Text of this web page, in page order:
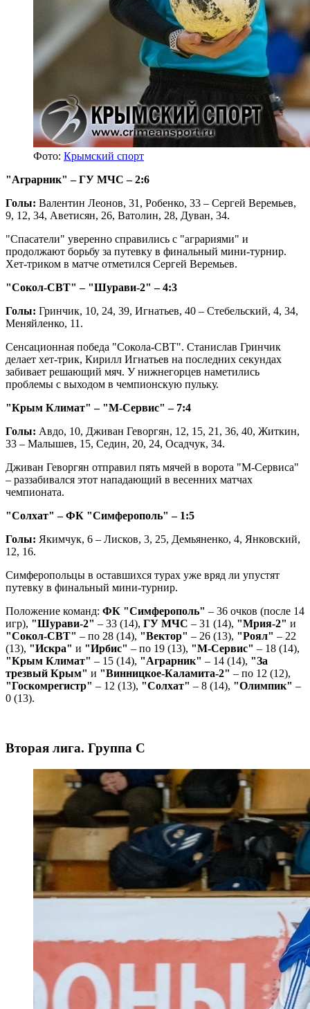
Фото: Крымский спорт
"Аграрник" – ГУ МЧС – 2:6
Голы: Валентин Леонов, 31, Робенко, 33 – Сергей Веремьев,
9, 12, 34, Аветисян, 26, Ватолин, 28, Дуван, 34.
"Спасатели" уверенно справились с "аграриями" и
продолжают борьбу за путевку в финальный мини-турнир.
Хет-триком в матче отметился Сергей Веремьев.
"Сокол-СВТ" – "Шурави-2" – 4:3
Голы: Гринчик, 10, 24, 39, Игнатьев, 40 – Стебельский, 4, 34,
Меняйленко, 11.
Сенсационная победа "Сокола-СВТ". Станислав Гринчик
делает хет-трик, Кирилл Игнатьев на последних секундах
забивает решающий мяч. У нижнегорцев наметились
проблемы с выходом в чемпионскую пульку.
"Крым Климат" – "М-Сервис" – 7:4
Голы: Авдо, 10, Дживан Геворгян, 12, 15, 21, 36, 40, Житкин,
33 – Малышев, 15, Седин, 20, 24, Осадчук, 34.
Дживан Геворгян отправил пять мячей в ворота "М-Сервиса"
– раззабивался этот нападающий в весенних матчах
чемпионата.
"Солхат" – ФК "Симферополь" – 1:5
Голы: Якимчук, 6 – Лисков, 3, 25, Демьяненко, 4, Янковский,
12, 16.
Симферопольцы в оставшихся турах уже вряд ли упустят
путевку в финальный мини-турнир.
Положение команд: ФК "Симферополь" – 36 очков (после 14
игр), "Шурави-2" – 33 (14), ГУ МЧС – 31 (14), "Мрия-2" и
"Сокол-СВТ" – по 28 (14), "Вектор" – 26 (13), "Роял" – 22
(13), "Искра" и "Ирбис" – по 19 (13), "М-Сервис" – 18 (14),
"Крым Климат" – 15 (14), "Аграрник" – 14 (14), "За
трезвый Крым" и "Винницкое-Каламита-2" – по 12 (12),
"Госкомрегистр" – 12 (13), "Солхат" – 8 (14), "Олимпик" –
0 (13).
Вторая лига. Группа С